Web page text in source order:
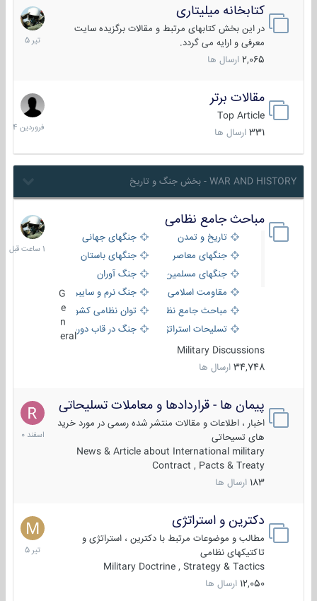
کتابخانه میلیتاری
در این بخش کتابهای مرتبط و مقالات برگزیده سایت
معرفی و ارایه می گردد.
2,065 ارسال ها
16
تیر
1405
مقالات برتر
Top Article
331 ارسال ها
29
فروردین
1404
WAR AND HISTORY - بخش جنگ و تاریخ
مباحث جامع نظامی
تاریخ و تمدن
جنگهای جهانی
جنگهای معاصر
جنگهای باستان
جنگهای مسلمین
جنگ آوران
مقاومت اسلامی
جنگ نرم و سایبری
مباحث جامع نظامی
توان نظامی کشورها
تسلیحات استراتژیک
جنگ در قاب دوربین
eral
Military Discussions
34,748 ارسال ها
1
ساعت
قبل
پیمان ها - قراردادها و معاملات تسلیحاتی
اخبار ، اطلاعات و مقالات منتشر شده رسمی در مورد خرید
های تسیحاتی
News & Article about International military
Contract , Pacts & Treaty
183 ارسال ها
7
اسفند
1400
دکترین و استراتژی
مطالب و موضوعات مرتبط با دکترین ، استراتژی و
تاکتیکهای نظامی
Military Doctrine , Strategy & Tactics
12,050 ارسال ها
27
تیر
1405